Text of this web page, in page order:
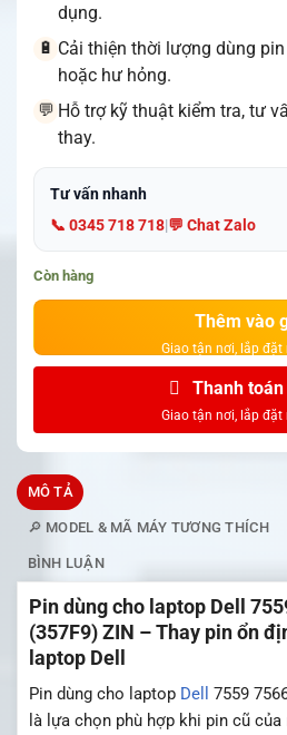
dụng.
🔋 Cải thiện thời lượng dùng
hoặc hư hỏng.
💬 Hỗ trợ kỹ thuật kiểm tra, tư
thay.
Tư vấn nhanh
📞 0345 718 718|💬 Chat Zalo
Còn hàng
Thêm vào
Thanh
MÔ TẢ
🔎 MODEL & MÃ MÁY TƯƠNG THÍCH
BÌNH LUẬN
Pin dùng cho laptop Dell
(357F9) ZIN – Thay pin ổn
laptop Dell
Pin dùng cho laptop Dell
7559
là lựa chọn phù hợp khi pin cũ